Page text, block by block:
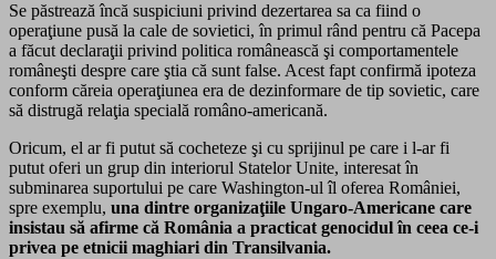
Se păstrează încă suspiciuni privind dezertarea sa ca fiind o
operaţiune pusă la cale de sovietici, în primul rând pentru că Pacepa
a făcut declaraţii privind politica românească şi comportamentele
româneşti despre care ştia că sunt false. Acest fapt confirmă ipoteza
conform căreia operaţiunea era de dezinformare de tip sovietic, care
să distrugă relaţia specială româno-americană.
Oricum, el ar fi putut să cocheteze şi cu sprijinul pe care i l-ar fi
putut oferi un grup din interiorul Statelor Unite, interesat în
subminarea suportului pe care Washington-ul îl oferea României,
spre exemplu, una dintre organizaţiile Ungaro-Americane care
insistau să afirme că România a practicat genocidul în ceea ce-i
privea pe etnicii maghiari din Transilvania.